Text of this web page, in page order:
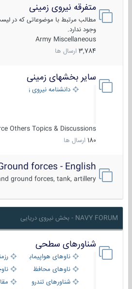
متفرقه نیروی زمینی
مطالب مرتبط با موضوعاتی که در
وجود ندارد.
Army Miscellaneous
3,784 ارسال ها
سایر بخشهای زمینی
دانشنامه نیروی زمینی
Others Topics & Discussions
180 ارسال ها
Ground forces - English
ground forces, tank, artillery ...
NAVY FORUM - بخش نیروی دریایی
شناورهای سطحی
ناوهای هواپیمابر و بالگرد بر
ناوهای محافظ
شناورهای تندرو